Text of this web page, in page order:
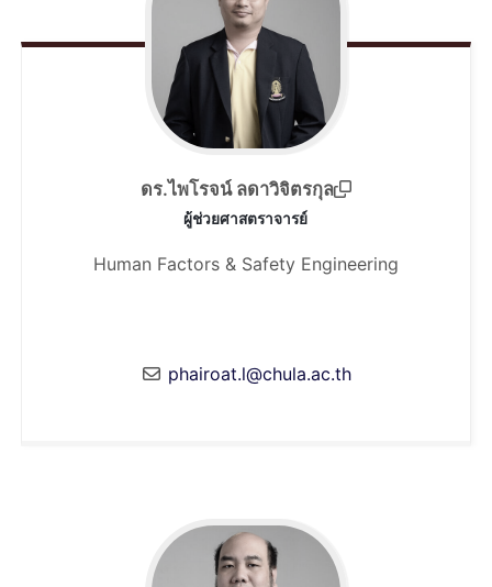
ดร.ไพโรจน์ ลดาวิจิตรกุล
ผู้ช่วยศาสตราจารย์
Human Factors & Safety Engineering
phairoat.l@chula.ac.th